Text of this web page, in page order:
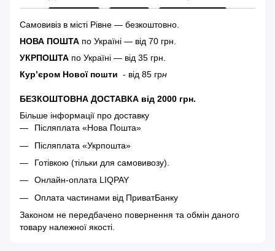
Самовивіз в місті Рівне — безкоштовно.
НОВА ПОШТА по Україні — від 70 грн.
УКРПОШТА по Україні — від 35 грн.
Кур’єром Нової пошти - від 85 грн
БЕЗКОШТОВНА ДОСТАВКА від 2000 грн.
Більше інформації про доставку
Післяплата «Нова Пошта»
Післяплата «Укрпошта»
Готівкою (тільки для самовивозу).
Онлайн-оплата LIQPAY
Оплата частинами від ПриватБанку
Законом не передбачено повернення та обмін даного
товару належної якості.